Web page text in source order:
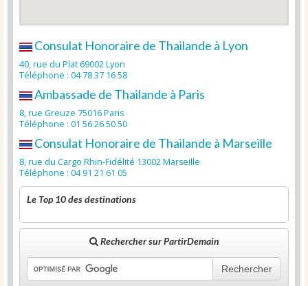
Consulat Honoraire de Thailande à Lyon
40, rue du Plat 69002 Lyon
Téléphone : 04 78 37 16 58
Ambassade de Thailande à Paris
8, rue Greuze 75016 Paris
Téléphone : 01 56 26 50 50
Consulat Honoraire de Thailande à Marseille
8, rue du Cargo Rhin-Fidélité 13002 Marseille
Téléphone : 04 91 21 61 05
Le Top 10 des destinations
Rechercher sur PartirDemain
Rechercher